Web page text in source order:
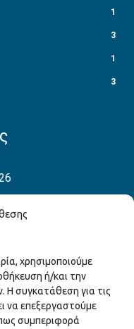
χρησιμοποιούμε
ή/και την
συγκατάθεση για τις
να επεξεργαστούμε
συμπεριφορά
1
3
1
3
τα Αμερικανικά
το Δικό σου